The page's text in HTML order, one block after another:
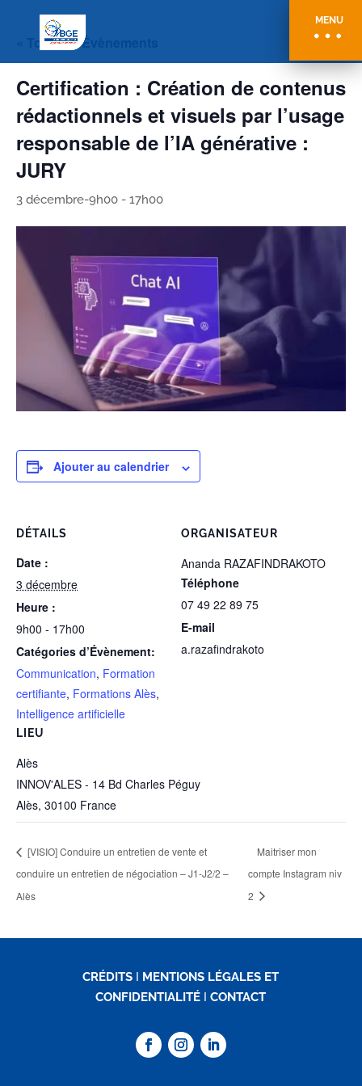
MENU
« Tous les Évènements
Certification : Création de contenus
rédactionnels et visuels par l’usage
responsable de l’IA générative :
JURY
3 décembre-9h00 - 17h00
Ajouter au calendrier
DÉTAILS
Date :
3 décembre
Heure :
9h00 - 17h00
Catégories d’Évènement:
Communication, Formation
certifiante, Formations Alès,
Intelligence artificielle
LIEU
Alès
INNOV'ALES - 14 Bd Charles Péguy
Alès, 30100 France
ORGANISATEUR
Ananda RAZAFINDRAKOTO
Téléphone
07 49 22 89 75
E-mail
a.razafindrakoto
[VISIO] Conduire un entretien de vente et
conduire un entretien de négociation – J1-J2/2 –
Alès
Maitriser mon
compte Instagram niv
2
CRÉDITS I MENTIONS LÉGALES ET
CONFIDENTIALITÉ ICONTACT